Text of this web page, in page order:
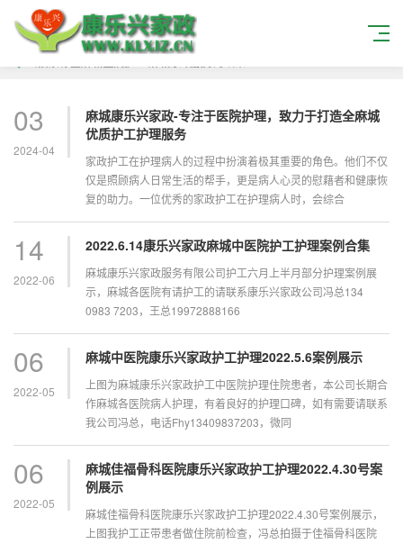
03
2024-04
麻城康乐兴家政-专注于医院护理，致力于打造全麻城
优质护工护理服务
家政护工在护理病人的过程中扮演着极其重要的角色。他们不仅
仅是照顾病人日常生活的帮手，更是病人心灵的慰藉者和健康恢
复的助力。一位优秀的家政护工在护理病人时，会综合
14
2022-06
2022.6.14康乐兴家政麻城中医院护工护理案例合集
麻城康乐兴家政服务有限公司护工六月上半月部分护理案例展
示，麻城各医院有请护工的请联系康乐兴家政公司冯总134
0983 7203，王总19972888166
06
2022-05
麻城中医院康乐兴家政护工护理2022.5.6案例展示
上图为麻城康乐兴家政护工中医院护理住院患者，本公司长期合
作麻城各医院病人护理，有着良好的护理口碑，如有需要请联系
我公司冯总，电话Fhy13409837203，微同
06
2022-05
麻城佳福骨科医院康乐兴家政护工护理2022.4.30号案
例展示
麻城佳福骨科医院康乐兴家政护工护理2022.4.30号案例展示，
上图我护工正带患者做住院前检查，冯总拍摄于佳福骨科医院